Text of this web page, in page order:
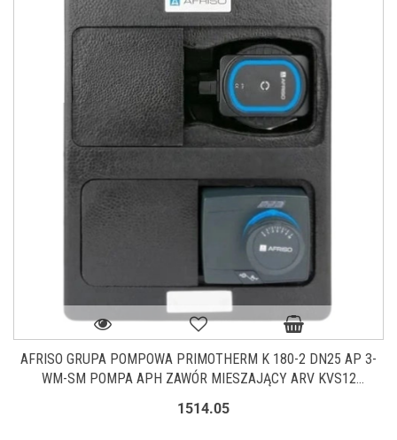
AFRISO GRUPA POMPOWA PRIMOTHERM K 180-2 DN25 AP 3-
WM-SM POMPA APH ZAWÓR MIESZAJĄCY ARV KVS12
1514.05